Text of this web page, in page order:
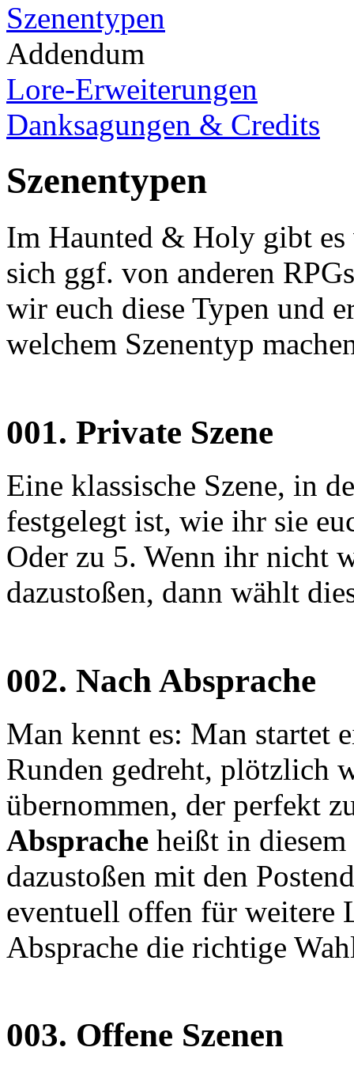
Szenentypen
Addendum
Lore-Erweiterungen
Danksagungen & Credits
Szenentypen
Im Haunted & Holy gibt es
sich ggf. von anderen
wir euch diese Typen und
welchem Szenentyp
001. Private Szene
Eine klassische Szene, in
festgelegt ist, wie ihr sie
Oder zu 5. Wenn ihr nicht
dazustoßen, dann wählt
002. Nach Absprache
Man kennt es: Man startet
Runden gedreht, plötzlich
übernommen, der perfekt
Absprache heißt in diesem
dazustoßen mit den
eventuell offen für weitere
Absprache die richtige
003. Offene Szenen